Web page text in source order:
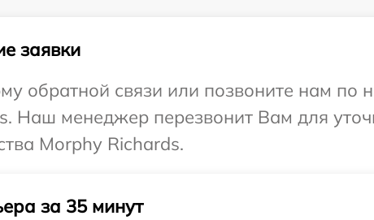
заявки
обратной связи или позвоните нам по
Наш менеджер перезвонит Вам для
Morphy Richards.
за 35 минут